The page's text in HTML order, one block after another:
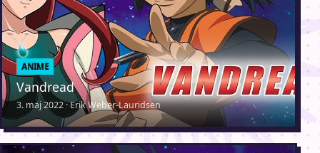
ANIME
Vandread
3. maj 2022 · Erik Weber-Lauridsen